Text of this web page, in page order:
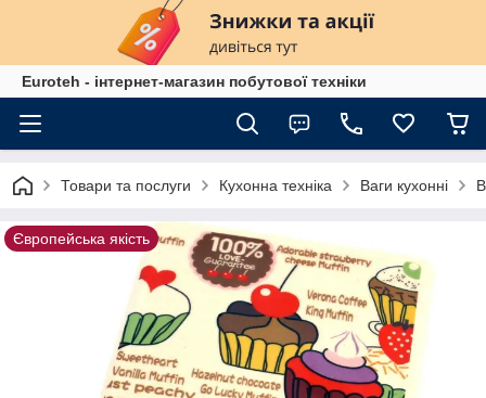
Euroteh - інтернет-магазин побутової техніки
Товари та послуги Кухонна техніка Ваги кухонні
Європейська якість